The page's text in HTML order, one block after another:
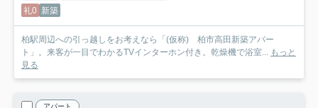
礼0 新築
柏駅周辺への引っ越しをお考えなら「(仮称) 柏市高田新築アパー
ト」。来客が一目でわかるTVインターホン付き。乾燥機で浴室... もっと
見る
アパート